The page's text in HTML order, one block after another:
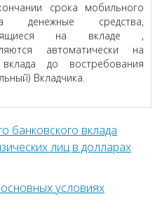
срока мобильного
денежные средства,
на вкладе ,
автоматически на
до востребования
Вкладчика.
банковского вклада
лиц в долларах
условиях